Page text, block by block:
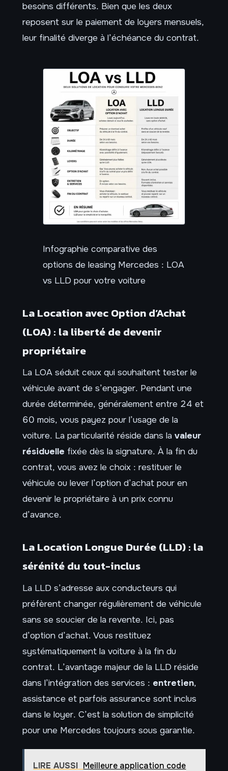
besoins différents. Bien que les deux
reposent sur le paiement de loyers mensuels,
leur finalité diverge à l’échéance du contrat.
Infographie comparative des
options de leasing Mercedes : LOA
vs LLD pour votre voiture
La Location avec Option d’Achat
(LOA) : la liberté de devenir
propriétaire
La LOA séduit ceux qui souhaitent tester le
véhicule avant de s’engager. Pendant une
durée déterminée, généralement entre 24 et
60 mois, vous payez pour l’usage de la
voiture. La particularité réside dans la valeur
résiduelle fixée dès la signature. À la fin du
contrat, vous avez le choix : restituer le
véhicule ou lever l’option d’achat pour en
devenir le propriétaire à un prix connu
d’avance.
La Location Longue Durée (LLD) : la
sérénité du tout-inclus
La LLD s’adresse aux conducteurs qui
préfèrent changer régulièrement de véhicule
sans se soucier de la revente. Ici, pas
d’option d’achat. Vous restituez
systématiquement la voiture à la fin du
contrat. L’avantage majeur de la LLD réside
dans l’intégration des services : entretien,
assistance et parfois assurance sont inclus
dans le loyer. C’est la solution de simplicité
pour une Mercedes toujours sous garantie.
LIRE AUSSI Meilleure application code